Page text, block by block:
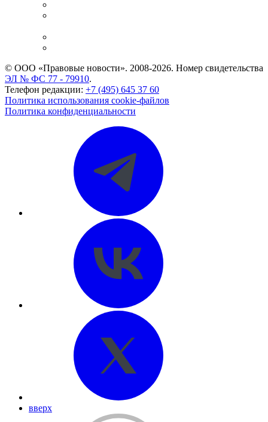
© ООО «Правовые новости». 2008-2026. Номер свидетельства
ЭЛ № ФС 77 - 79910.
Телефон редакции: +7 (495) 645 37 60
Политика использования cookie-файлов
Политика конфиденциальности
вверх